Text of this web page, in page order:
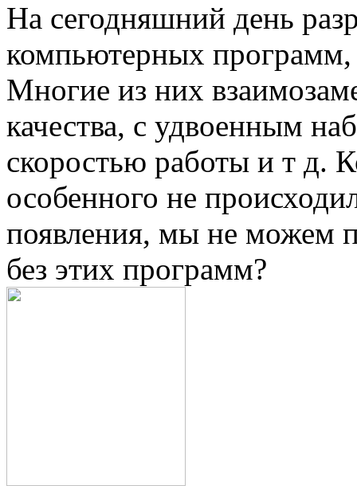
На сегодняшний день
компьютерных
Многие из них
качества, с удвоенным
скоростью работы и т д.
особенного не
появления, мы не можем
без этих программ?